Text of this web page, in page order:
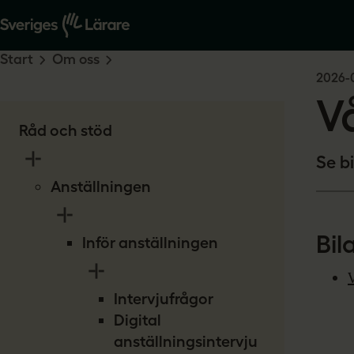
Råd och stöd
Anställningen
Inför anställningen
Intervjufrågor
Digital
anställningsintervju
Start Om oss
2026-
Se